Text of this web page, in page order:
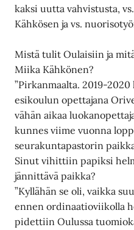
kaksi uutta vahvistusta,
Kähkösen ja vs.
Mistä tulit Oulaisiin ja
Miika Kähkönen?
”Pirkanmaalta. 2019-
esikoulun opettajana
vähän aikaa
kunnes viime vuonna
seurakuntapastorin
Sinut vihittiin papiksi
jännittävä paikka?
”Kyllähän se oli, vaikka
ennen ordinaatioviikolla
pidettiin Oulussa